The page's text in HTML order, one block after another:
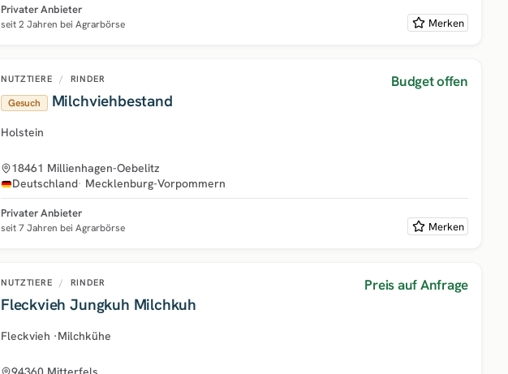
Privater Anbieter
seit 2 Jahren bei Agrarbörse Merken
NUTZTIERE / RINDER
Gesuch Milchviehbestand
Budget offen
Holstein
18461 Millienhagen-Oebelitz
Deutschland Mecklenburg-Vorpommern
Privater Anbieter
seit 7 Jahren bei Agrarbörse Merken
NUTZTIERE / RINDER
Fleckvieh Jungkuh Milchkuh
Preis auf Anfrage
Fleckvieh ·Milchkühe